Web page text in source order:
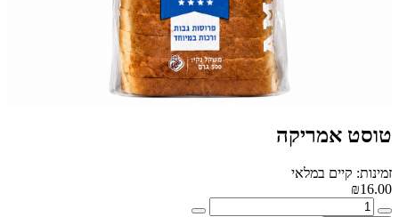
טוסט אמריקה
זמינות: קיים במלאי
₪16.00